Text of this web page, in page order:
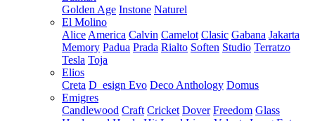
Golden Age Instone Naturel
El Molino
Alice America Calvin Camelot Clasic Gabana Jakarta
Memory Padua Prada Rialto Soften Studio Terratzo
Tesla Toja
Elios
Creta D_esign Evo Deco Anthology Domus
Emigres
Candlewood Craft Cricket Dover Freedom Glass